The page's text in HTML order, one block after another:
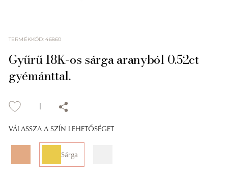
TERMÉKKÓD:46860
Gyűrű 18K-os sárga aranyból 0.52ct
gyémánttal.
VÁLASSZA A SZÍN LEHETŐSÉGET
Sárga